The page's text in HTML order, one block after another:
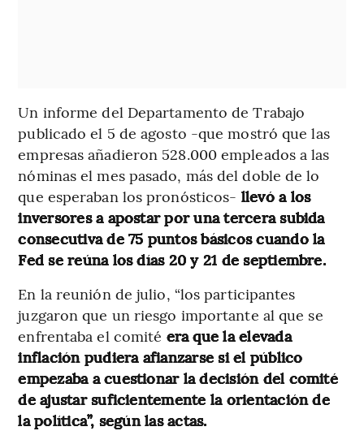
Un informe del Departamento de Trabajo
publicado el 5 de agosto -que mostró que las
empresas añadieron 528.000 empleados a las
nóminas el mes pasado, más del doble de lo
que esperaban los pronósticos- llevó a los
inversores a apostar por una tercera subida
consecutiva de 75 puntos básicos cuando la
Fed se reúna los días 20 y 21 de septiembre.
En la reunión de julio, “los participantes
juzgaron que un riesgo importante al que se
enfrentaba el comité era que la elevada
inflación pudiera afianzarse si el público
empezaba a cuestionar la decisión del comité
de ajustar suficientemente la orientación de
la política”, según las actas.